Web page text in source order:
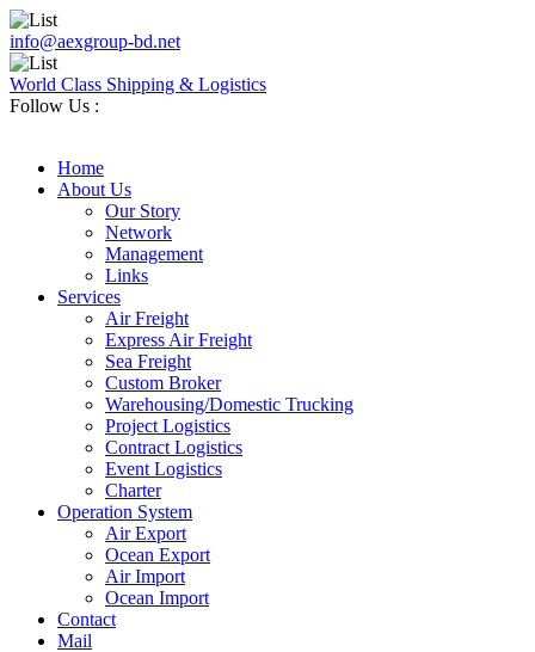
info@aexgroup-bd.net
World Class Shipping & Logistics
Follow Us :
Home
About Us
Our Story
Network
Management
Links
Services
Air Freight
Express Air Freight
Sea Freight
Custom Broker
Warehousing/Domestic Trucking
Project Logistics
Contract Logistics
Event Logistics
Charter
Operation System
Air Export
Ocean Export
Air Import
Ocean Import
Contact
Mail